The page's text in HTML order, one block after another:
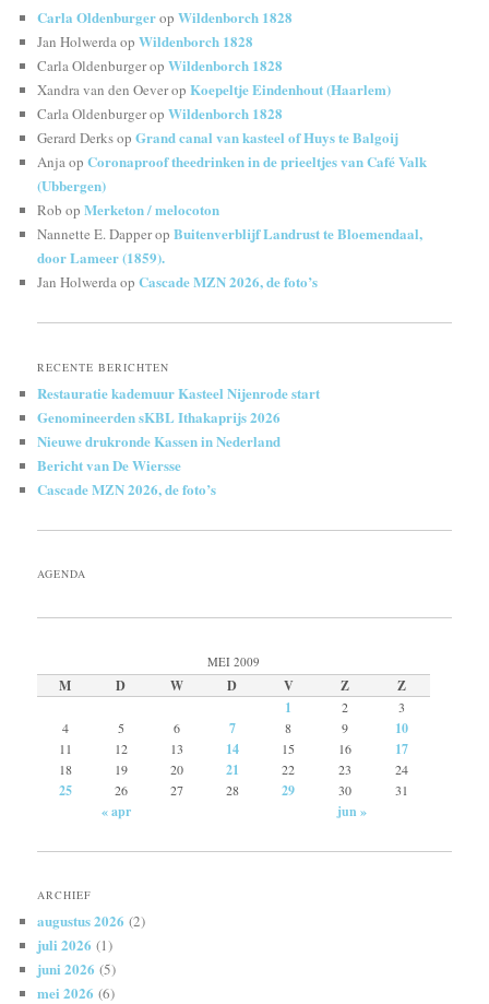
Carla OldenburgeropWildenborch 1828
Jan HolwerdaopWildenborch 1828
Carla OldenburgeropWildenborch 1828
Xandra van den OeveropKoepeltje Eindenhout (Haarlem)
Carla OldenburgeropWildenborch 1828
Gerard DerksopGrand canal van kasteel of Huys te Balgoij
AnjaopCoronaproof theedrinken in de prieeltjes van Café Valk
(Ubbergen)
Rob opMerketon / melocoton
Nannette E. DapperopBuitenverblijf Landrust te Bloemendaal,
door Lameer (1859).
Jan HolwerdaopCascade MZN 2026, de foto’s
RECENTE BERICHTEN
Restauratie kademuur Kasteel Nijenrode start
Genomineerden sKBL Ithakaprijs 2026
Nieuwe drukronde Kassen in Nederland
Bericht van De Wiersse
Cascade MZN 2026, de foto’s
AGENDA
MEI 2009
M D W D V Z
Z
1
2
3
4
5 6 7 8 9 10
11 12 13 14 15 16 17
18 19 20 21 22 23 24
25 26 27 28 29 30 31
« apr jun »
ARCHIEF
augustus 2026 (2)
juli 2026 (1)
juni 2026 (5)
mei 2026 (6)